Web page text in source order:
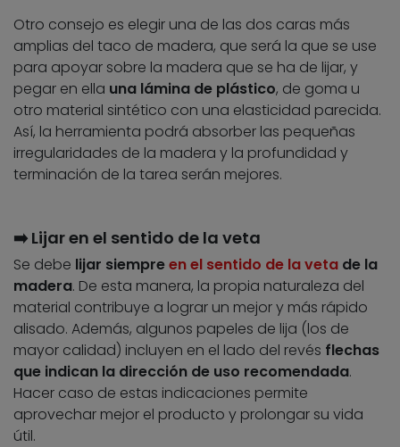
Otro consejo es elegir una de las dos caras más
amplias del taco de madera, que será la que se use
para apoyar sobre la madera que se ha de lijar, y
pegar en ella una lámina de plástico, de goma u
otro material sintético con una elasticidad parecida.
Así, la herramienta podrá absorber las pequeñas
irregularidades de la madera y la profundidad y
terminación de la tarea serán mejores.
➡️ Lijar en el sentido de la veta
Se debe lijar siempreen el sentido de la veta de la
madera. De esta manera, la propia naturaleza del
material contribuye a lograr un mejor y más rápido
alisado. Además, algunos papeles de lija (los de
mayor calidad) incluyen en el lado del revés flechas
que indican la dirección de uso recomendada.
Hacer caso de estas indicaciones permite
aprovechar mejor el producto y prolongar su vida
útil.